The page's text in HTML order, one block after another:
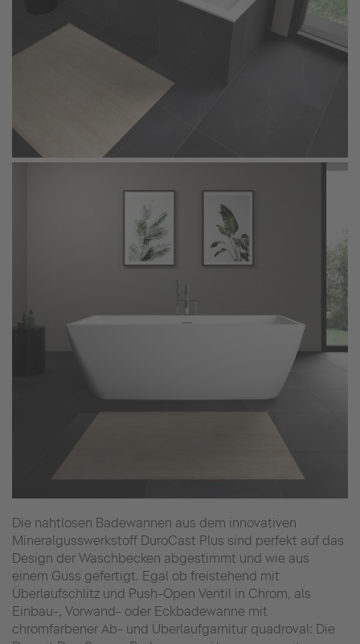
Die nahtlosen Badewannen aus dem innovativen
Mineralgusswerkstoff DuroCast Plus sind perfekt auf das
Design der Waschbecken abgestimmt und wie aus
einem Guss gefertigt. Egal ob freistehend mit
Überlaufschlitz und Push-Open Ventil in Chrom, als
Einbau-, Vorwand- oder Eckbadewanne mit
chromfarbener Ab- und Überlaufgarnitur quadroval: Die